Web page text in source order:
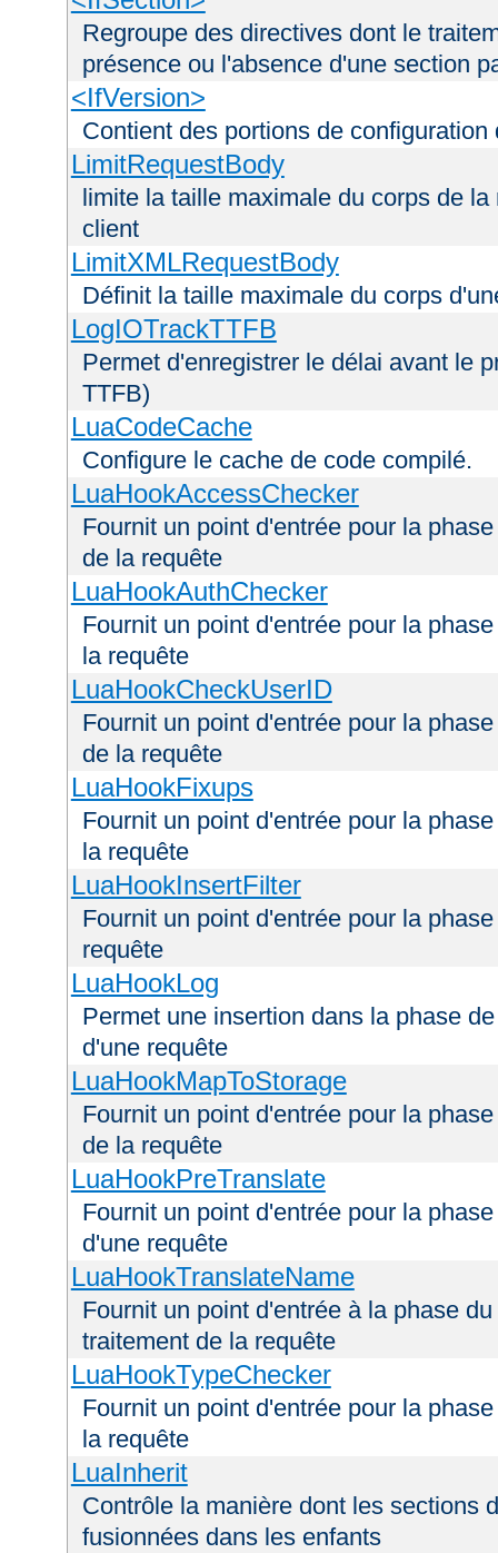
Regroupe des directives dont le
présence ou l'absence d'une section
<IfVersion>
Contient des portions de
LimitRequestBody
limite la taille maximale du corps de
client
LimitXMLRequestBody
Définit la taille maximale du corps
LogIOTrackTTFB
Permet d'enregistrer le délai avant le
TTFB)
LuaCodeCache
Configure le cache de code compilé.
LuaHookAccessChecker
Fournit un point d'entrée pour la
de la requête
LuaHookAuthChecker
Fournit un point d'entrée pour la
la requête
LuaHookCheckUserID
Fournit un point d'entrée pour la
de la requête
LuaHookFixups
Fournit un point d'entrée pour la
la requête
LuaHookInsertFilter
Fournit un point d'entrée pour la
requête
LuaHookLog
Permet une insertion dans la phase
d'une requête
LuaHookMapToStorage
Fournit un point d'entrée pour la
de la requête
LuaHookPreTranslate
Fournit un point d'entrée pour la
d'une requête
LuaHookTranslateName
Fournit un point d'entrée à la phase
traitement de la requête
LuaHookTypeChecker
Fournit un point d'entrée pour la
la requête
LuaInherit
Contrôle la manière dont les sections
fusionnées dans les enfants